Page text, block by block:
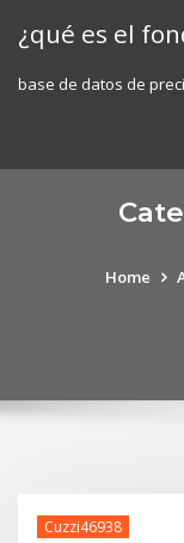
¿qué es el
base de datos de
Home
Cuzzi46938